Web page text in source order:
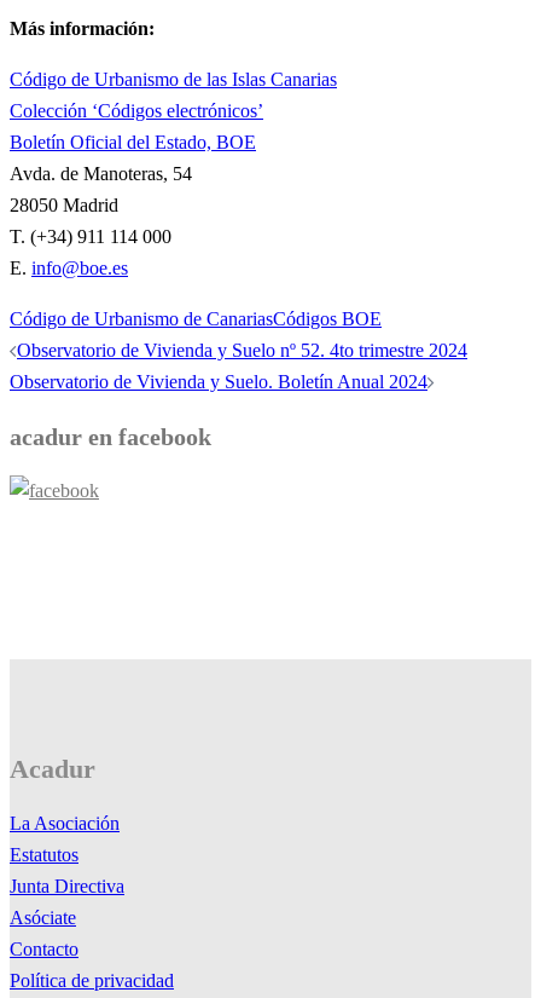
Más información:
Código de Urbanismo de las Islas Canarias
Colección ‘Códigos electrónicos’
Boletín Oficial del Estado, BOE
Avda. de Manoteras, 54
28050 Madrid
T. (+34) 911 114 000
E. info@boe.es
Código de Urbanismo de CanariasCódigos BOE
Navegación
de
Observatorio de Vivienda y Suelo nº 52. 4to trimestre 2024
Observatorio de Vivienda y Suelo. Boletín Anual 2024
acadur en facebook
Acadur
La Asociación
Estatutos
Junta Directiva
Asóciate
Contacto
Política de privacidad